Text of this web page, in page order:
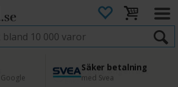
Säker betalning
med Svea
45 dagars ångerrätt
Enkel retur